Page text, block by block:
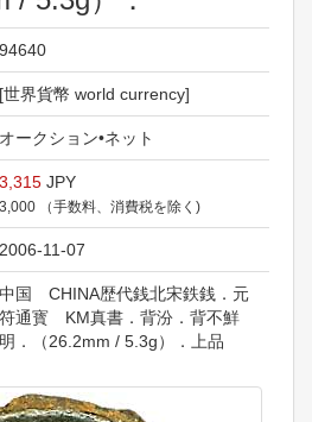
94640
[世界貨幣 world currency]
オークション•ネット
3,315 JPY
3,000 （手数料、消費税を除く)
2006-11-07
中国 CHINA歴代銭北宋鉄銭．元
符通寳 KM真書．背汾．背不鮮
明．（26.2mm / 5.3g）．上品